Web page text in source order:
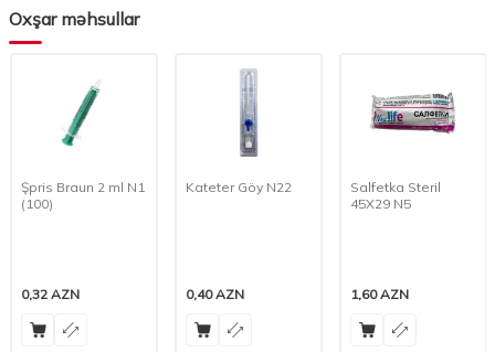
Oxşar məhsullar
Şpris Braun 2 ml N1
(100)
0,32AZN
Kateter Göy N22
0,40AZN
Salfetka Steril
45X29 N5
1,60AZN